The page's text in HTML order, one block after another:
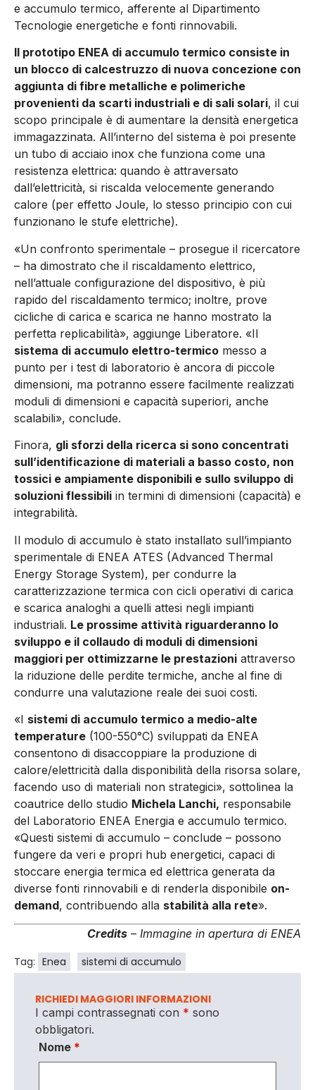
e accumulo termico, afferente al Dipartimento
Tecnologie energetiche e fonti rinnovabili.
Il prototipo ENEA di accumulo termico consiste in
un blocco di calcestruzzo di nuova concezione con
aggiunta di fibre metalliche e polimeriche
provenienti da scarti industriali e di sali solari, il cui
scopo principale è di aumentare la densità energetica
immagazzinata. All’interno del sistema è poi presente
un tubo di acciaio inox che funziona come una
resistenza elettrica: quando è attraversato
dall’elettricità, si riscalda velocemente generando
calore (per effetto Joule, lo stesso principio con cui
funzionano le stufe elettriche).
«Un confronto sperimentale – prosegue il ricercatore
– ha dimostrato che il riscaldamento elettrico,
nell’attuale configurazione del dispositivo, è più
rapido del riscaldamento termico; inoltre, prove
cicliche di carica e scarica ne hanno mostrato la
perfetta replicabilità», aggiunge Liberatore. «Il
sistema di accumulo elettro-termico messo a
punto per i test di laboratorio è ancora di piccole
dimensioni, ma potranno essere facilmente realizzati
moduli di dimensioni e capacità superiori, anche
scalabili», conclude.
Finora, gli sforzi della ricerca si sono concentrati
sull’identificazione di materiali a basso costo, non
tossici e ampiamente disponibili e sullo sviluppo di
soluzioni flessibili in termini di dimensioni (capacità) e
integrabilità.
Il modulo di accumulo è stato installato sull’impianto
sperimentale di ENEA ATES (Advanced Thermal
Energy Storage System), per condurre la
caratterizzazione termica con cicli operativi di carica
e scarica analoghi a quelli attesi negli impianti
industriali. Le prossime attività riguarderanno lo
sviluppo e il collaudo di moduli di dimensioni
maggiori per ottimizzarne le prestazioni attraverso
la riduzione delle perdite termiche, anche al fine di
condurre una valutazione reale dei suoi costi.
«I sistemi di accumulo termico a medio-alte
temperature (100-550°C) sviluppati da ENEA
consentono di disaccoppiare la produzione di
calore/elettricità dalla disponibilità della risorsa solare,
facendo uso di materiali non strategici», sottolinea la
coautrice dello studio Michela Lanchi, responsabile
del Laboratorio ENEA Energia e accumulo termico.
«Questi sistemi di accumulo – conclude – possono
fungere da veri e propri hub energetici, capaci di
stoccare energia termica ed elettrica generata da
diverse fonti rinnovabili e di renderla disponibile on-
demand, contribuendo alla stabilità alla rete».
Credits – Immagine in apertura di ENEA
Tag: Enea sistemi di accumulo
RICHIEDI MAGGIORI INFORMAZIONI
I campi contrassegnati con * sono
obbligatori.
Nome *